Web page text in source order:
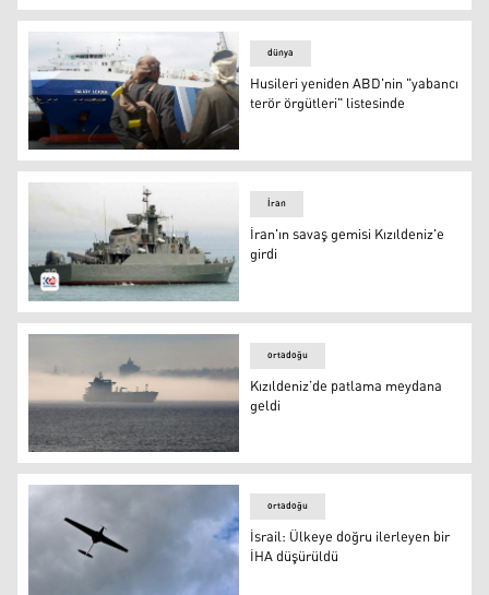
ABD ve İngiltere'den Husiler’e ait hedeflere bir saldırı
Husileri yeniden ABD'nin "yabancı terör örgütleri"
dünya
Husileri yeniden ABD'nin "yabancı
terör örgütleri" listesinde
İran'ın savaş gemisi Kızıldeniz'e girdi
İran
İran'ın savaş gemisi Kızıldeniz'e
girdi
Kızıldeniz’de patlama meydana geldi
ortadoğu
Kızıldeniz’de patlama meydana
geldi
ortadoğu
İsrail: Ülkeye doğru ilerleyen bir
İHA düşürüldü